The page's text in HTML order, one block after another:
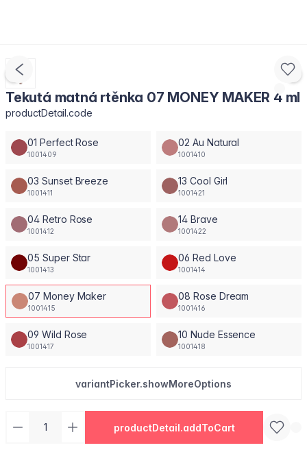
Tekutá matná rtěnka 07 MONEY MAKER 4 ml
productDetail.code
01 Perfect Rose
1001409
02 Au Natural
1001410
03 Sunset Breeze
1001411
13 Cool Girl
1001421
04 Retro Rose
1001412
14 Brave
1001422
05 Super Star
1001413
06 Red Love
1001414
07 Money Maker
1001415
08 Rose Dream
1001416
09 Wild Rose
1001417
10 Nude Essence
1001418
variantPicker.showMoreOptions
productDetail.addToCart